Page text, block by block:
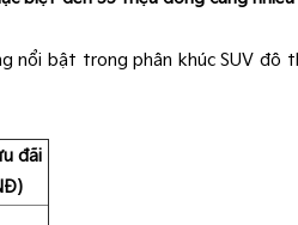
nổi bật trong phân khúc SUV
đãi